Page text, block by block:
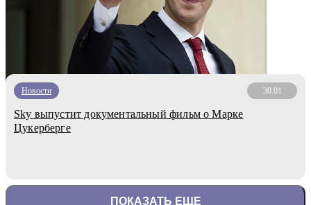
Новости 30.01
Sky выпустит документальный фильм о Марке
Цукерберге
ПОКАЗАТЬ ЕЩЕ